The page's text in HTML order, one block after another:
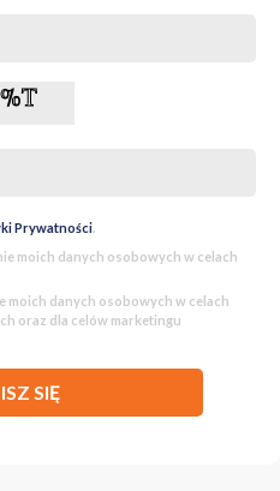
Prywatności.
moich danych osobowych w celach
moich danych osobowych w celach
oraz dla celów marketingu
SIĘ